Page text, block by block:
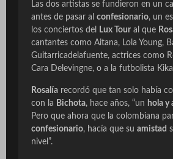
Las dos artistas se fundieron en un
antes de pasar al confesionario, un
los conciertos del
Lux Tour al que
cantantes como Aitana, Lola Young,
Guitarricadelafuente, actrices como
Cara Delevingne, o a la futbolista
Rosalía recordó que tan solo había
con la Bichota, hace años, “un hola y
Pero que ahora que la colombiana
confesionario, hacía que su amistad
nivel”.